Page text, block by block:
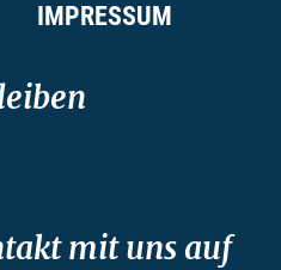
IMPRESSUM
mit uns auf